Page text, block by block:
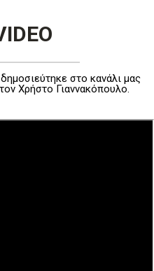
στο κανάλι μας
Χρήστο Γιαννακόπουλο.